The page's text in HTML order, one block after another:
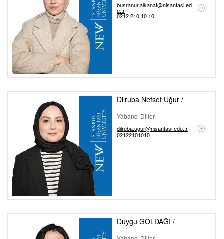
busranur.alkanat@nisantasi.ed
u.tr
0212 210 10 10
Dilruba Nefset Uğur /
Yabancı Diller
dilruba.ugur@nisantasi.edu.tr
02122101010
Duygu GÖLDAĞI /